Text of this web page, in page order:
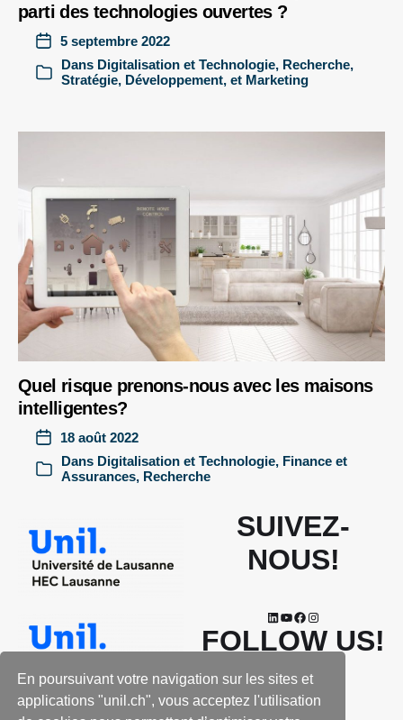
En poursuivant votre navigation sur les sites et
applications "unil.ch", vous acceptez l'utilisation
parti des technologies ouvertes ?
5 septembre 2022
Dans Digitalisation et Technologie, Recherche,
Stratégie, Développement, et Marketing
Quel risque prenons-nous avec les maisons
intelligentes?
18 août 2022
Dans Digitalisation et Technologie, Finance et
Assurances, Recherche
SUIVEZ-
NOUS!
FOLLOW US!